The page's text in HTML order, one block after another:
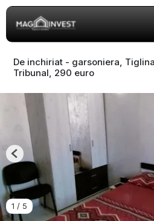
De inchiriat - garsoniera,
Tribunal, 290 euro
1 / 5
Previous